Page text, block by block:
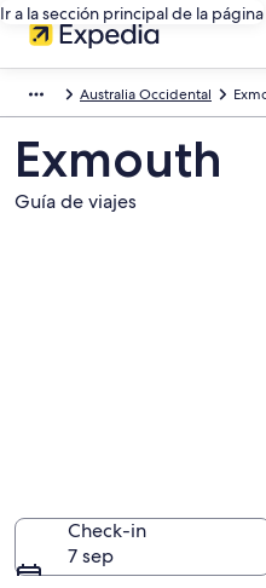
Ir a la sección principal de la página
Australia Occidental
Exmouth
Guía de viajes
Check-in
7 sep